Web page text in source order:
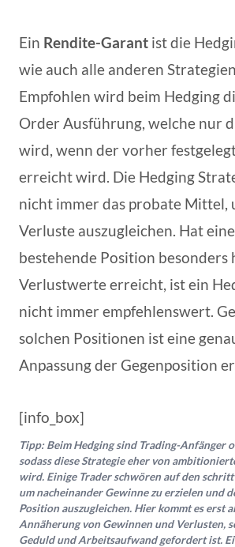
Ein Rendite-Garant ist die
wie auch alle anderen
Empfohlen wird beim Hedging
Order Ausführung, welche nur
wird, wenn der vorher
erreicht wird. Die Hedging
nicht immer das probate Mittel,
Verluste auszugleichen. Hat
bestehende Position besonders
Verlustwerte erreicht, ist ein
nicht immer empfehlenswert.
solchen Positionen ist eine
Anpassung der Gegenposition
[info_box]
Tipp: Beim Hedging sind Trading-Anfänger
sodass diese Strategie eher von
wird. Einige Trader schwören auf den
um nacheinander Gewinne zu erzielen und
Position auszugleichen. Hier kommt es erst
Annäherung von Gewinnen und Verlusten,
Geduld und Arbeitsaufwand gefordert ist.